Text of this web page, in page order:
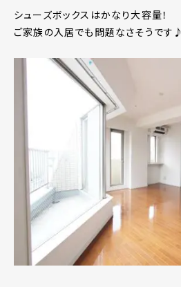
シューズボックスはかなり大容量！
ご家族の入居でも問題なさそうです♪